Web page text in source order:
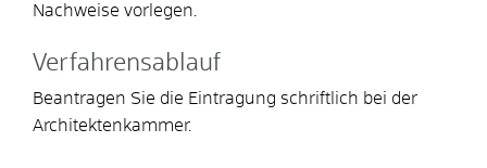
Nachweise vorlegen.
Verfahrensablauf
Beantragen Sie die Eintragung schriftlich bei der
Architektenkammer.